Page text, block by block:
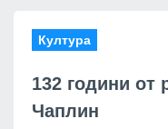
Култура
132 години от
Чаплин